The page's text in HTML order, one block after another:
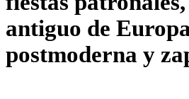
antiguo de
postmoderna y